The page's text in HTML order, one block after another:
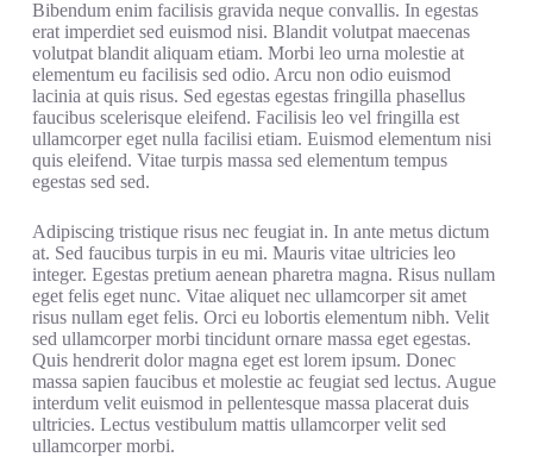
Bibendum enim facilisis gravida neque convallis. In egestas
erat imperdiet sed euismod nisi. Blandit volutpat maecenas
volutpat blandit aliquam etiam. Morbi leo urna molestie at
elementum eu facilisis sed odio. Arcu non odio euismod
lacinia at quis risus. Sed egestas egestas fringilla phasellus
faucibus scelerisque eleifend. Facilisis leo vel fringilla est
ullamcorper eget nulla facilisi etiam. Euismod elementum nisi
quis eleifend. Vitae turpis massa sed elementum tempus
egestas sed sed.
Adipiscing tristique risus nec feugiat in. In ante metus dictum
at. Sed faucibus turpis in eu mi. Mauris vitae ultricies leo
integer. Egestas pretium aenean pharetra magna. Risus nullam
eget felis eget nunc. Vitae aliquet nec ullamcorper sit amet
risus nullam eget felis. Orci eu lobortis elementum nibh. Velit
sed ullamcorper morbi tincidunt ornare massa eget egestas.
Quis hendrerit dolor magna eget est lorem ipsum. Donec
massa sapien faucibus et molestie ac feugiat sed lectus. Augue
interdum velit euismod in pellentesque massa placerat duis
ultricies. Lectus vestibulum mattis ullamcorper velit sed
ullamcorper morbi.